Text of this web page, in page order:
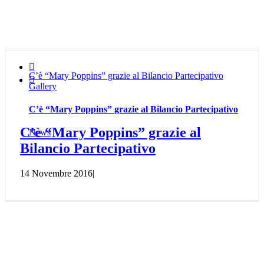
C’è “Mary Poppins” grazie al Bilancio Partecipativo
Gallery
C’è “Mary Poppins” grazie al Bilancio Partecipativo
News


C’è “Mary Poppins” grazie al
Bilancio Partecipativo
14 Novembre 2016|